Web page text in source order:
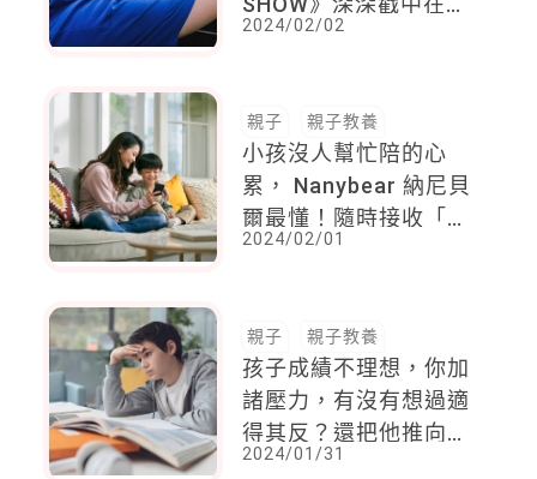
體罰中長大、試著不重
2024/02/02
親子 親子教養
小孩沒人幫忙陪的心
累， Nanybear 納尼貝
爾最懂！隨時接收「支
援收嬰信號」，專人來
2024/02/01
親子 親子教養
孩子成績不理想，你加
諸壓力，有沒有想過適
得其反？還把他推向崩
潰的邊緣。專家告訴你
2024/01/31